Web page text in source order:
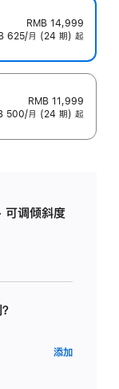
RMB 14,999
625/月 (24 期) 起
RMB 11,999
500/月 (24 期) 起
调倾斜度
添加